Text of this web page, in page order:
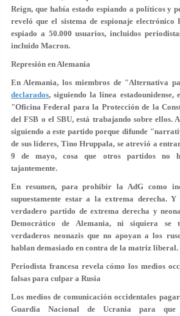
Reign, que había estado espiando a políticos y
reveló que el sistema de espionaje electrónico
espiado a 50.000 usuarios, incluidos
incluido Macron.
Represión en Alemania
En Alemania, los miembros de "Alternativa
declarados, siguiendo la línea estadounidense,
"Oficina Federal para la Protección de la
del FSB o el SBU, está trabajando sobre ellos.
siguiendo a este partido porque difunde
de sus líderes, Tino Hruppala, se atrevió a
9 de mayo, cosa que otros partidos no
tajantemente.
En resumen, para prohibir la AdG como
supuestamente estar a la extrema derecha.
verdadero partido de extrema derecha y
Democrático de Alemania, ni siquiera se
verdaderos neonazis que no apoyan a los
hablan demasiado en contra de la matriz liberal.
Periodista francesa revela cómo los medios
falsas para culpar a Rusia
Los medios de comunicación occidentales
Guardia Nacional de Ucrania para que